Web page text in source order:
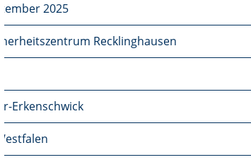
2025
Recklinghausen
Erkenschwick